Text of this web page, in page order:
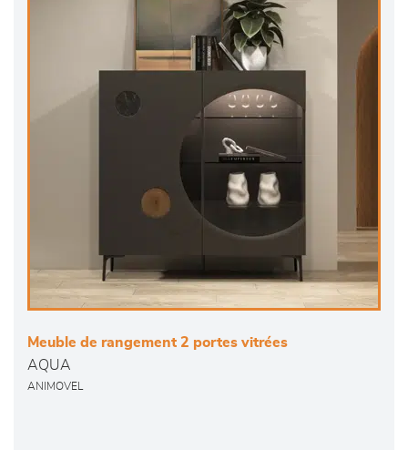
Meuble de rangement 2 portes vitrées
AQUA
ANIMOVEL